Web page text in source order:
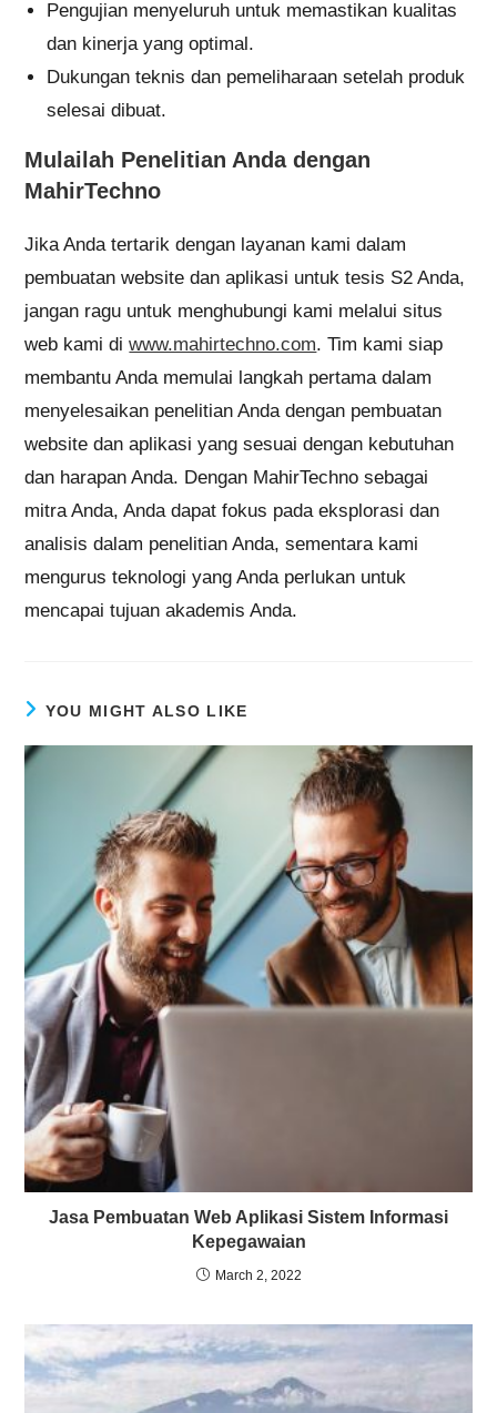
Pengujian menyeluruh untuk memastikan kualitas
dan kinerja yang optimal.
Dukungan teknis dan pemeliharaan setelah produk
selesai dibuat.
Mulailah Penelitian Anda dengan
MahirTechno
Jika Anda tertarik dengan layanan kami dalam
pembuatan website dan aplikasi untuk tesis S2 Anda,
jangan ragu untuk menghubungi kami melalui situs
web kami diwww.mahirtechno.com. Tim kami siap
membantu Anda memulai langkah pertama dalam
menyelesaikan penelitian Anda dengan pembuatan
website dan aplikasi yang sesuai dengan kebutuhan
dan harapan Anda. Dengan MahirTechno sebagai
mitra Anda, Anda dapat fokus pada eksplorasi dan
analisis dalam penelitian Anda, sementara kami
mengurus teknologi yang Anda perlukan untuk
mencapai tujuan akademis Anda.
YOU MIGHT ALSO LIKE
Jasa Pembuatan Web Aplikasi Sistem Informasi
Kepegawaian
March 2, 2022